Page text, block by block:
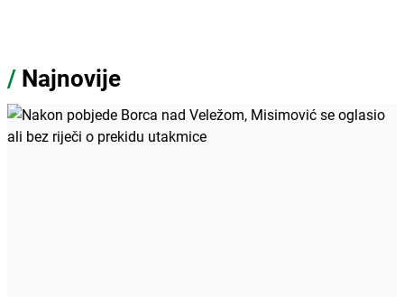
/ Najnovije